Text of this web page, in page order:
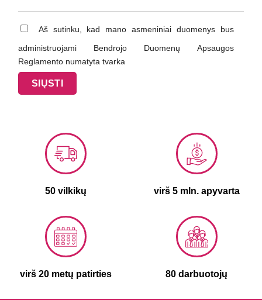
Aš sutinku, kad mano asmeniniai duomenys bus
administruojami Bendrojo Duomenų Apsaugos
Reglamento numatyta tvarka
50 vilkikų virš 5 mln. apyvarta
virš 20 metų patirties 80 darbuotojų